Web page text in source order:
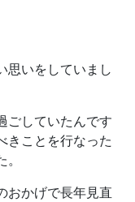
思いをしていまし
ごしていたんです
きことを行なった
おかげで長年見直